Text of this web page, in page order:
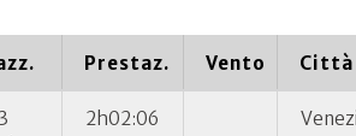
Prestaz. Vento Città
2h02:06